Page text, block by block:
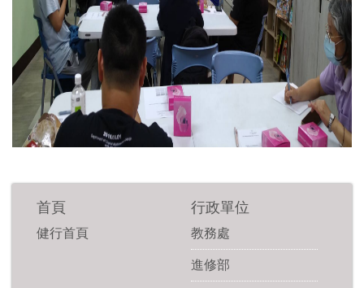
首頁
健行首頁
行政單位
教務處
進修部